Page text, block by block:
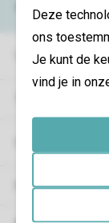
Deze
ons
Je kunt de
vind je in
Villages de
Hébergement